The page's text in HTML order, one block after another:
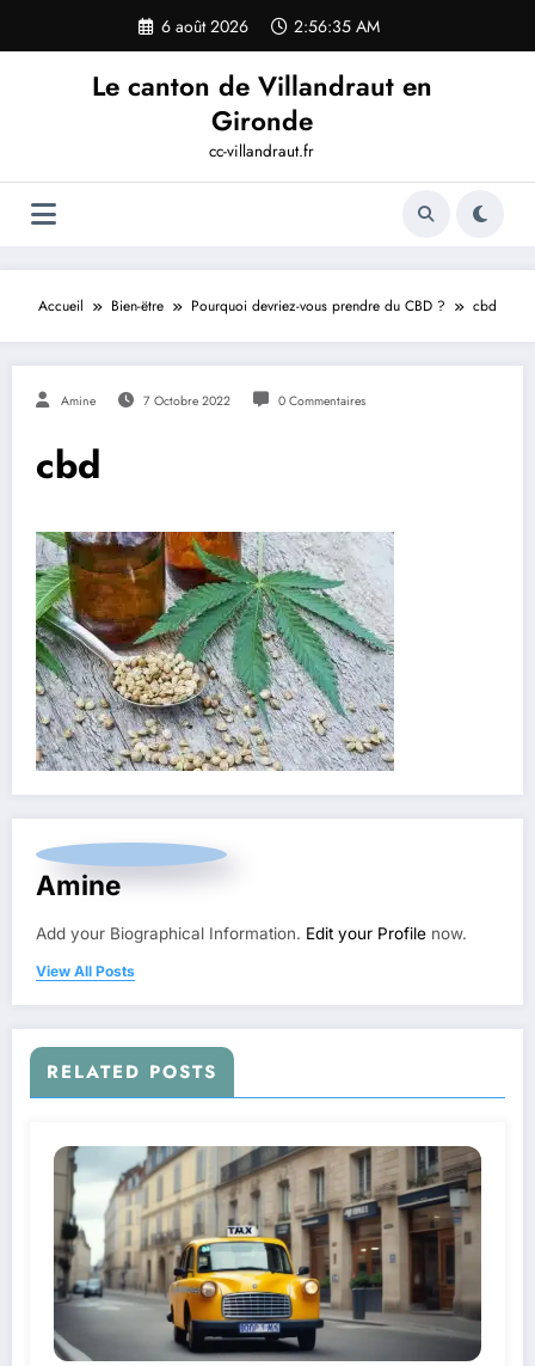
contenu
6 août 2026 2:56:35 AM
Le canton de Villandraut en
Gironde
cc-villandraut.fr
Accueil Bien-ëtre Pourquoi devriez-vous prendre du CBD ? cbd
Amine 7 Octobre 2022 0 Commentaires
cbd
Amine
Add your Biographical Information. Edit your Profile now.
View All Posts
RELATED POSTS